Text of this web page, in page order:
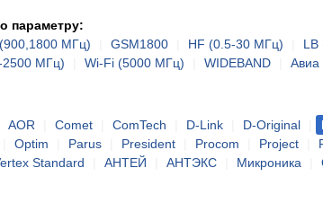
параметру:
МГц) GSM1800 HF (0.5-30 МГц) LB
2500 МГц) Wi-Fi (5000 МГц) WIDEBAND Авиа
AOR Comet ComTech D-Link D-Original
Optim Parus President Procom Project
Standard АНТЕЙ АНТЭКС Микроника